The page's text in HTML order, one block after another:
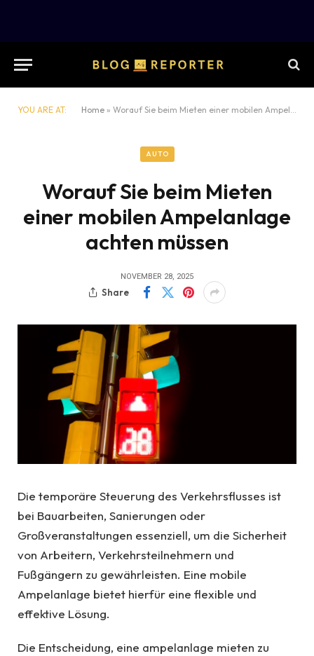
YOU ARE AT: Home » Worauf Sie beim Mieten einer mobilen Ampelanlage achten müssen
AUTO
Worauf Sie beim Mieten
einer mobilen Ampelanlage
achten müssen
NOVEMBER 28, 2025
Share
Die temporäre Steuerung des Verkehrsflusses ist
bei Bauarbeiten, Sanierungen oder
Großveranstaltungen essenziell, um die Sicherheit
von Arbeitern, Verkehrsteilnehmern und
Fußgängern zu gewährleisten. Eine mobile
Ampelanlage bietet hierfür eine flexible und
effektive Lösung.
Die Entscheidung, eine ampelanlage mieten zu